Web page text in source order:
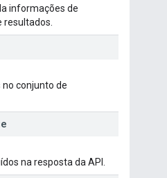
informações de
resultados.
conjunto de
na resposta da API.